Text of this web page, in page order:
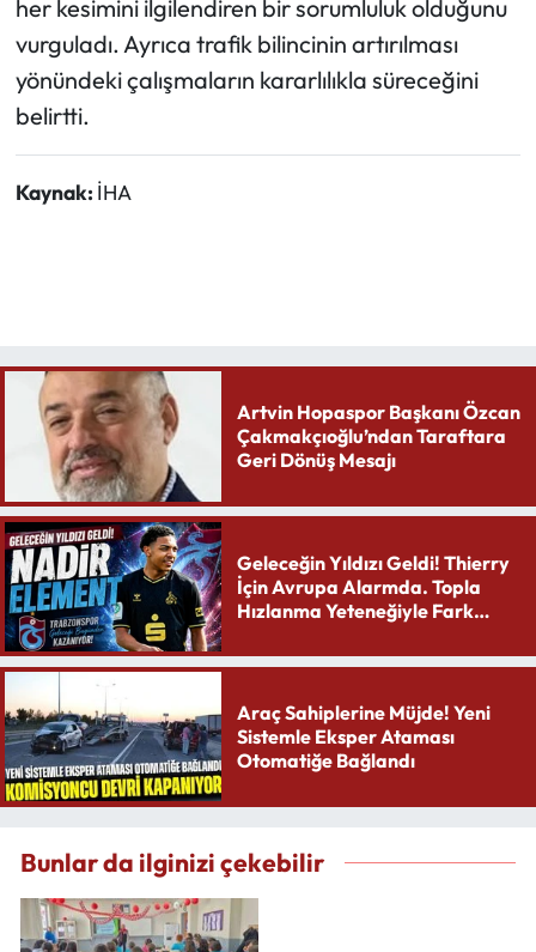
her kesimini ilgilendiren bir sorumluluk olduğunu
vurguladı. Ayrıca trafik bilincinin artırılması
yönündeki çalışmaların kararlılıkla süreceğini
belirtti.
Kaynak: İHA
Artvin Hopaspor Başkanı Özcan
Çakmakçıoğlu’ndan Taraftara
Geri Dönüş Mesajı
Geleceğin Yıldızı Geldi! Thierry
İçin Avrupa Alarmda. Topla
Hızlanma Yeteneğiyle Fark
Araç Sahiplerine Müjde! Yeni
Sistemle Eksper Ataması
Otomatiğe Bağlandı
Bunlar da ilginizi çekebilir
Teknoloji